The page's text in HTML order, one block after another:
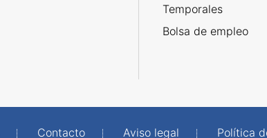
Temporales
Bolsa de empleo
Contacto Aviso legal Política